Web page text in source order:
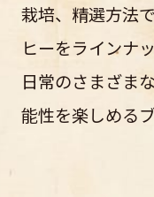
栽培、精選方法
ヒーをラインナッ
日常のさまざま
能性を楽しめる